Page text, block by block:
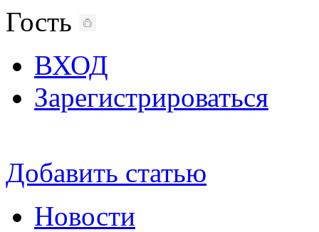
Гость
ВХОД
Зарегистрироваться
Добавить статью
Новости